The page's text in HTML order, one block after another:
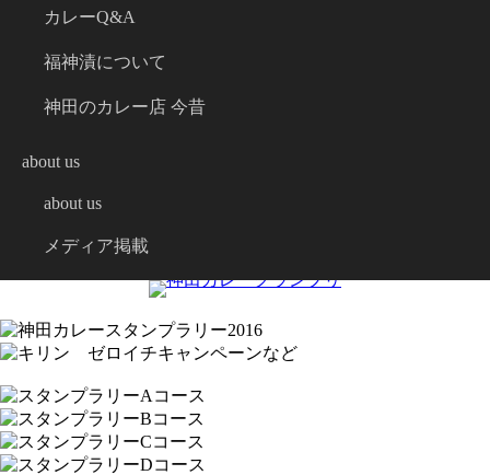
カレーQ&A
福神漬について
神田のカレー店 今昔
about us
about us
メディア掲載